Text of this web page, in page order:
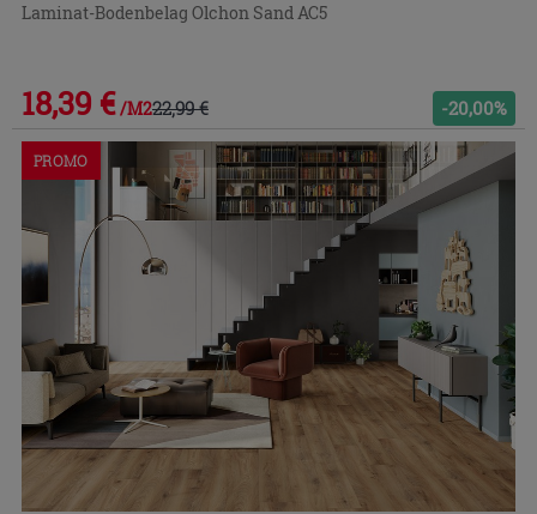
Laminat-Bodenbelag Olchon Sand AC5
18,39 € /M222,99 € -20,00%
PROMO